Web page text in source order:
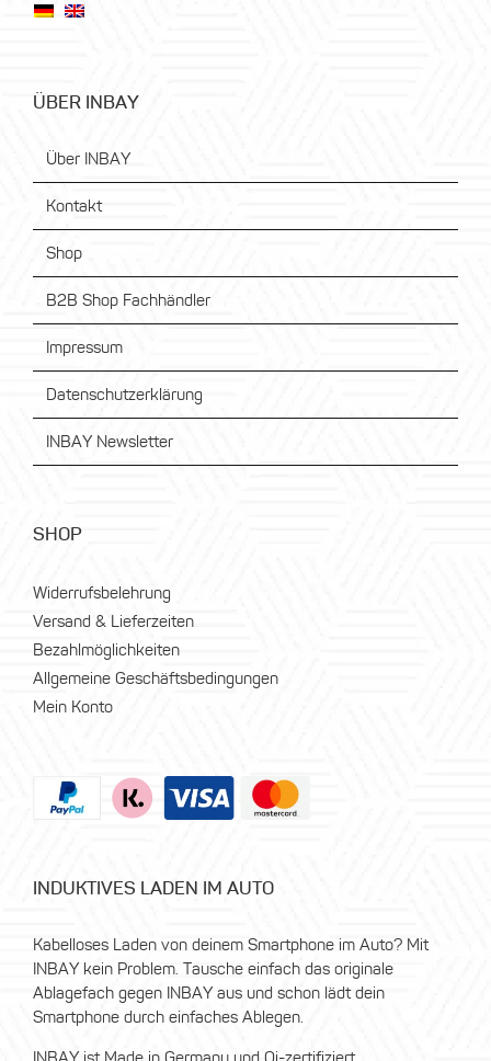
ÜBER INBAY
Über INBAY
Kontakt
Shop
B2B Shop Fachhändler
Impressum
Datenschutzerklärung
INBAY Newsletter
SHOP
Widerrufsbelehrung
Versand & Lieferzeiten
Bezahlmöglichkeiten
Allgemeine Geschäftsbedingungen
Mein Konto
INDUKTIVES LADEN IM AUTO
Kabelloses Laden von deinem Smartphone im Auto? Mit
INBAY kein Problem. Tausche einfach das originale
Ablagefach gegen INBAY aus und schon lädt dein
Smartphone durch einfaches Ablegen.